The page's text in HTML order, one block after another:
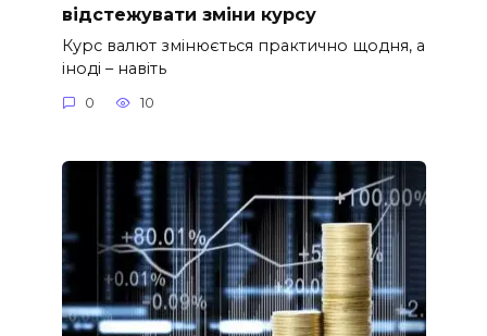
відстежувати зміни курсу
Курс валют змінюється практично щодня, а
іноді – навіть
0 10